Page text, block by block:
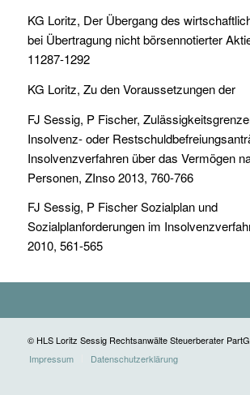
KG Loritz, Der Übergang des
bei Übertragung nicht börsennotierter
11287-1292
KG Loritz, Zu den Voraussetzungen der
FJ Sessig, P Fischer,
Insolvenz- oder
Insolvenzverfahren über das Vermögen
Personen, ZInso 2013, 760-766
FJ Sessig, P Fischer Sozialplan und
Sozialplanforderungen im
2010, 561-565
© HLS Loritz Sessig Rechtsanwälte Steuerberater
Impressum
Datenschutzerklärung